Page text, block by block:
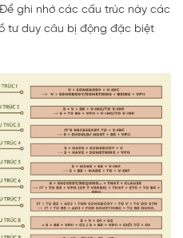
ghi nhớ các cấu trúc này các
tư duy câu bị động đặc biệt